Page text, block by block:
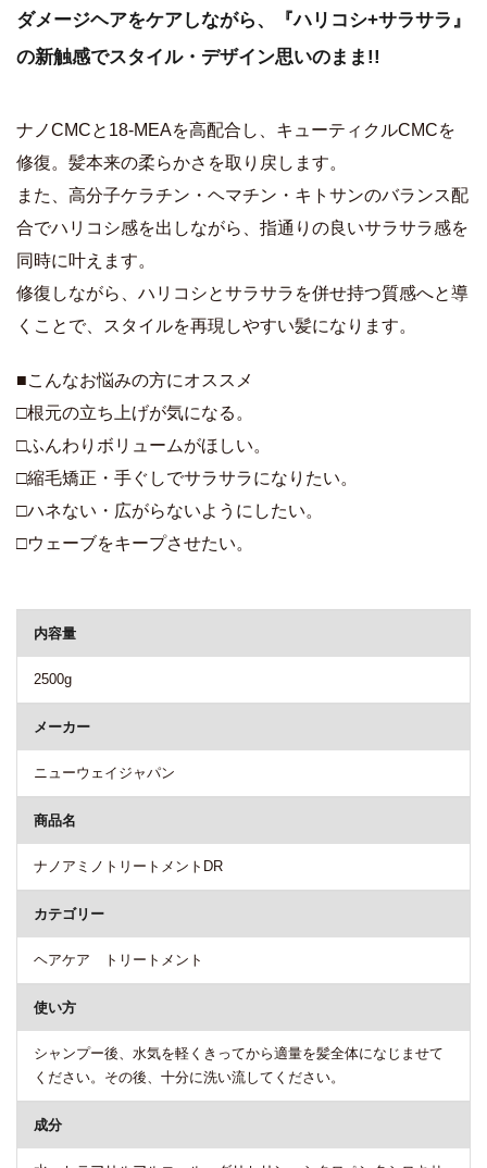
ダメージヘアをケアしながら、『ハリコシ+サラサラ』
の新触感でスタイル・デザイン思いのまま!!
ナノCMCと18-MEAを高配合し、キューティクルCMCを
修復。髪本来の柔らかさを取り戻します。
また、高分子ケラチン・ヘマチン・キトサンのバランス配
合でハリコシ感を出しながら、指通りの良いサラサラ感を
同時に叶えます。
修復しながら、ハリコシとサラサラを併せ持つ質感へと導
くことで、スタイルを再現しやすい髪になります。
■こんなお悩みの方にオススメ
□根元の立ち上げが気になる。
□ふんわりボリュームがほしい。
□縮毛矯正・手ぐしでサラサラになりたい。
□ハネない・広がらないようにしたい。
□ウェーブをキープさせたい。
内容量
2500g
メーカー
ニューウェイジャパン
商品名
ナノアミノトリートメントDR
カテゴリー
ヘアケア トリートメント
使い方
シャンプー後、水気を軽くきってから適量を髪全体になじませて
ください。その後、十分に洗い流してください。
成分